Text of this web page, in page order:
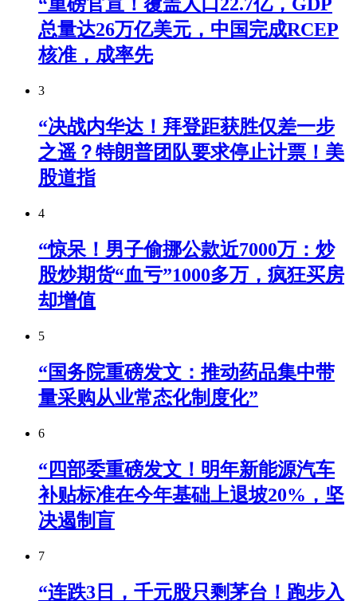
“重磅官宣！覆盖人口22.7亿，GDP
总量达26万亿美元，中国完成RCEP
核准，成率先
3
“决战内华达！拜登距获胜仅差一步
之遥？特朗普团队要求停止计票！美
股道指
4
“惊呆！男子偷挪公款近7000万：炒
股炒期货“血亏”1000多万，疯狂买房
却增值
5
“国务院重磅发文：推动药品集中带
量采购从业常态化制度化”
6
“四部委重磅发文！明年新能源汽车
补贴标准在今年基础上退坡20%，坚
决遏制盲
7
“连跌3日，千元股只剩茅台！跑步入